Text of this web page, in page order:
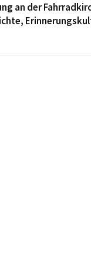
an der